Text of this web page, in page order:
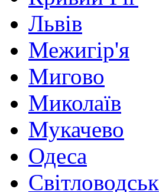
Львів
Межигір'я
Мигово
Миколаїв
Мукачево
Одеса
Світловодськ